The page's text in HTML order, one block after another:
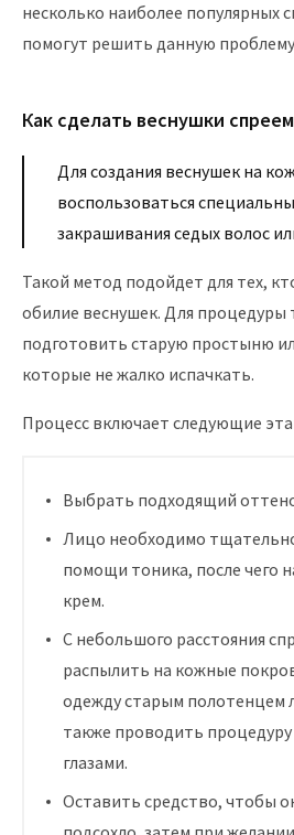
несколько наиболее популярных
помогут решить данную
Как сделать веснушки спреем
Для создания веснушек на
воспользоваться
закрашивания седых волос
Такой метод подойдет для тех,
обилие веснушек. Для процедуры
подготовить старую простыню
которые не жалко испачкать.
Процесс включает следующие
Выбрать подходящий
Лицо необходимо
помощи тоника, после чего
крем.
С небольшого расстояния
распылить на кожные
одежду старым полотенцем
также проводить
глазами.
Оставить средство, чтобы